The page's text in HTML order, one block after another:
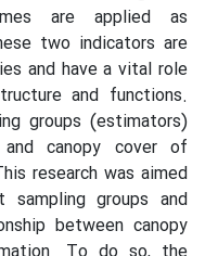
are applied as
two indicators are
and have a vital role
and functions.
groups (estimators)
canopy cover of
research was aimed
groups and
between canopy